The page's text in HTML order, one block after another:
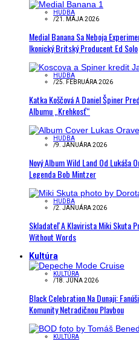
HUDBA
/21. MÁJA 2026
Medial Banana Sa Neboja
Ikonický Britský Producent Ed Solo
HUDBA
/25. FEBRUÁRA 2026
Katka Koščová A Daniel Špiner
Albumu „Krehkosť“
HUDBA
/9. JANUÁRA 2026
Nový Album Wild Land Od Lukáša
Legenda Bob Mintzer
HUDBA
/2. JANUÁRA 2026
Skladateľ A Klavirista Miki Skuta
Without Words
Kultúra
KULTÚRA
/18. JÚNA 2026
Black Celebration Na Dunaji:
Komunity Netradičnou Plavbou
KULTÚRA